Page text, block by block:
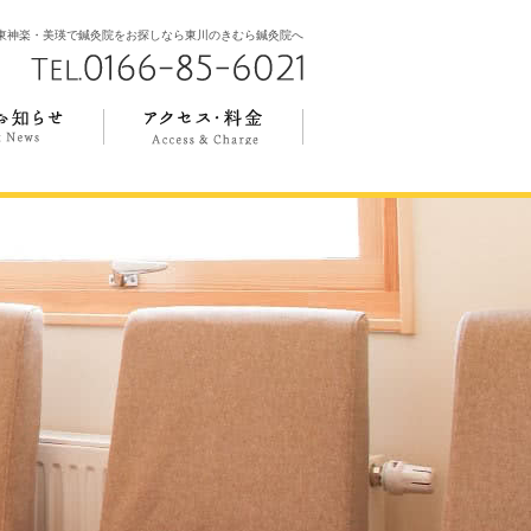
神楽・美瑛で鍼灸院をお探しなら東川のきむら鍼灸院へ